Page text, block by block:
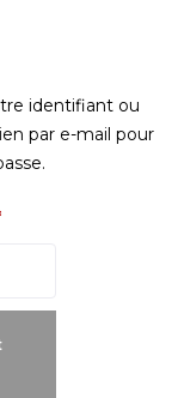
identifiant ou
par e-mail pour
Obligatoire